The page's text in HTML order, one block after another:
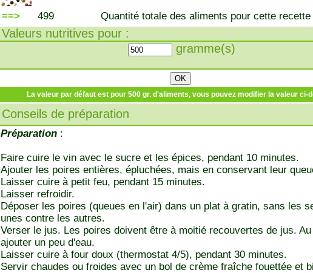
==> 499 Quantité totale des aliments pour cette recette
Valeurs nutritives pour :
gramme(s)
La valeur par défaut est pour 500 gr. d'aliments, vous pouvez modifier la valeur ci-
Conseils de préparation
Préparation :
Faire cuire le vin avec le sucre et les épices, pendant 10 minutes.
Ajouter les poires entières, épluchées, mais en conservant leur
Laisser cuire à petit feu, pendant 15 minutes.
Laisser refroidir.
Déposer les poires (queues en l'air) dans un plat à gratin, sans les
unes contre les autres.
Verser le jus. Les poires doivent être à moitié recouvertes de jus.
ajouter un peu d'eau.
Laisser cuire à four doux (thermostat 4/5), pendant 30 minutes.
Servir chaudes ou froides avec un bol de crème fraîche fouettée et